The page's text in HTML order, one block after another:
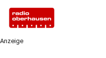
Anzeige